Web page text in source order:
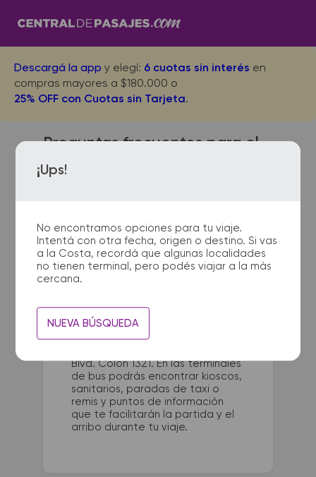
Descargá la app y elegí: 6 cuotas sin interés en
compras mayores a $180.000 o
25% OFF con Cuotas sin Tarjeta.
¡Ups!
No encontramos opciones para tu viaje.
Intentá con otra fecha, origen o destino. Si vas
a la Costa, recordá que algunas localidades
no tienen terminal, pero podés viajar a la más
cercana.
NUEVA BÚSQUEDA
Preguntas frecuentes para el
viaje desde Mendoza a Firmat
¿Dónde quedan las
terminales de micro de
Mendoza a Firmat?
Mendoza queda ubicada en
Terminal - Reconquista y Alberdi.
La terminal de colectivos de
Blvd. Colon 1321. En las terminales
de bus podrás encontrar kioscos,
sanitarios, paradas de taxi o
remis y puntos de información
que te facilitarán la partida y el
arribo durante tu viaje.